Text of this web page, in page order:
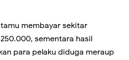
membayar sekitar
sementara hasil
para pelaku diduga meraup